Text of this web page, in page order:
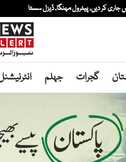
کر دیں، پیٹرول مہنگا، ڈیزل سستا
گجرات جہلم